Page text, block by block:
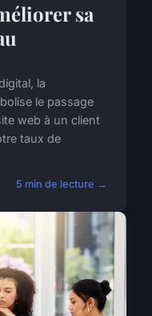
sa
la
le passage
web à un client
taux de
5 min de lecture →